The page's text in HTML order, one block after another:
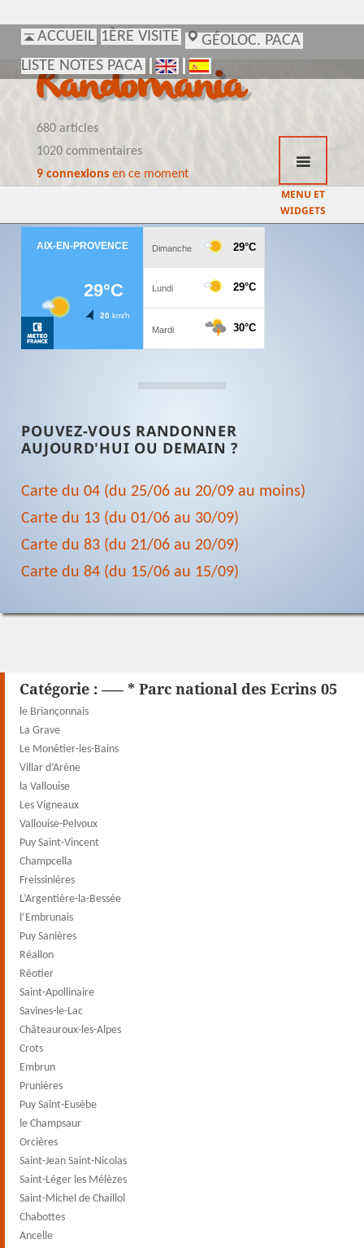
ACCUEIL 1ÈRE VISITE
GÉOLOC. PACA
LISTE NOTES PACA
Randomania
680 articles
1020 commentaires
9 connexionsen ce moment
MENU ET
WIDGETS
POUVEZ-VOUS RANDONNER
AUJOURD'HUI OU DEMAIN ?
Carte du 04 (du 25/06 au 20/09 au moins)
Carte du 13 (du 01/06 au 30/09)
Carte du 83 (du 21/06 au 20/09)
Carte du 84 (du 15/06 au 15/09)
ACCUEIL 1ÈRE VISITE
GÉOLOC. PACA
LISTE NOTES PACA
Catégorie : —– * Parc national des Ecrins 05
le Briançonnais
La Grave
Le Monêtier-les-Bains
Villar d’Arène
la Vallouise
Les Vigneaux
Vallouise-Pelvoux
Puy Saint-Vincent
Champcella
Freissinières
L’Argentière-la-Bessée
l’Embrunais
Puy Sanières
Réallon
Réotier
Saint-Apollinaire
Savines-le-Lac
Châteauroux-les-Alpes
Crots
Embrun
Prunières
Puy Saint-Eusèbe
le Champsaur
Orcières
Saint-Jean Saint-Nicolas
Saint-Léger les Mélèzes
Saint-Michel de Chaillol
Chabottes
Ancelle